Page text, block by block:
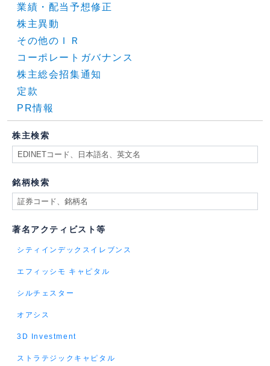
業績・配当予想修正
株主異動
その他のＩＲ
コーポレートガバナンス
株主総会招集通知
定款
PR情報
株主検索
銘柄検索
著名アクティビスト等
シティインデックスイレブンス
エフィッシモ キャピタル
シルチェスター
オアシス
3D Investment
ストラテジックキャピタル